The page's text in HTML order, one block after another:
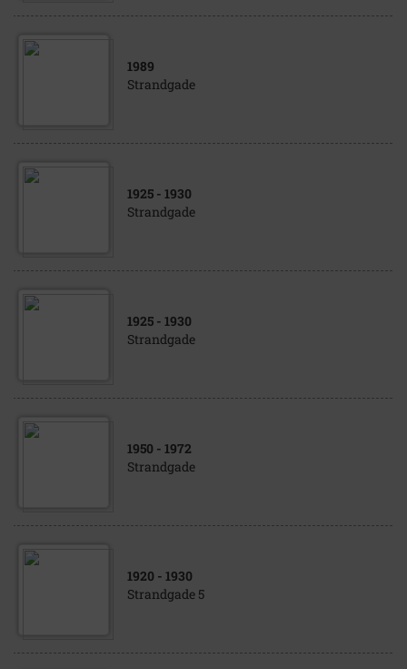
1989
Strandgade
1925 - 1930
Strandgade
1925 - 1930
Strandgade
1950 - 1972
Strandgade
1920 - 1930
Strandgade 5